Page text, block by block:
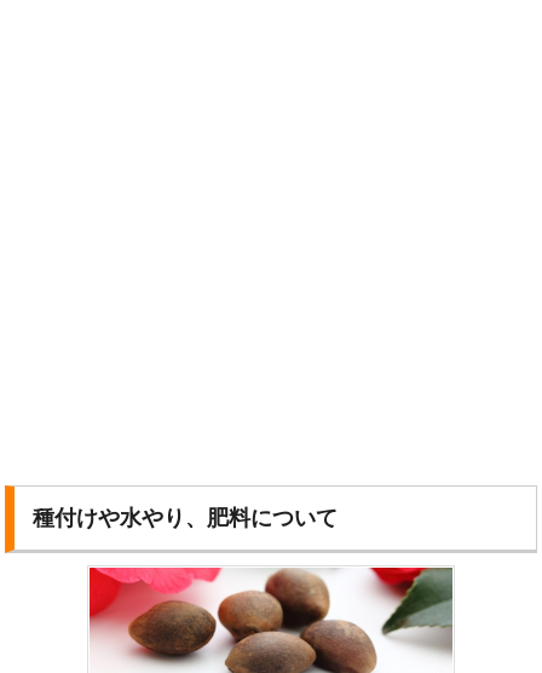
種付けや水やり、肥料について